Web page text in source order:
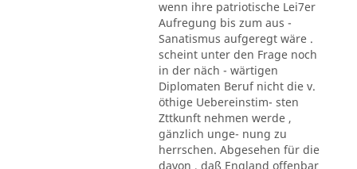
wenn ihre patriotische Lei7er
Aufregung bis zum aus -
Sanatismus aufgeregt wäre .
scheint unter den Frage noch
in der näch - wärtigen
Diplomaten Beruf nicht die v.
öthige Uebereinstim- sten
Zttkunft nehmen werde ,
gänzlich unge- nung zu
herrschen. Abgesehen für die
davon , daß England offenbar